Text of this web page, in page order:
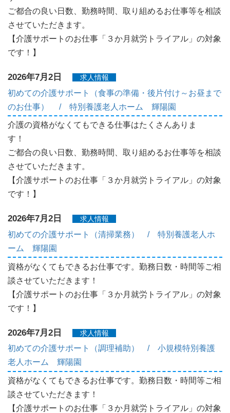
ご都合の良い日数、勤務時間、取り組めるお仕事等を相談
させていただきます。
【介護サポートのお仕事「３か月就労トライアル」の対象
です！】
2026年7月2日 求人情報
初めての介護サポート（食事の準備・後片付け～お昼まで
のお仕事） / 特別養護老人ホーム 輝陽園
介護の資格がなくてもできる仕事はたくさんありま
す！
ご都合の良い日数、勤務時間、取り組めるお仕事等を相談
させていただきます。
【介護サポートのお仕事「３か月就労トライアル」の対象
です！】
2026年7月2日 求人情報
初めての介護サポート（清掃業務） / 特別養護老人ホ
ーム 輝陽園
資格がなくてもできるお仕事です。勤務日数・時間等ご相
談させていただきます！
【介護サポートのお仕事「３か月就労トライアル」の対象
です！】
2026年7月2日 求人情報
初めての介護サポート（調理補助） / 小規模特別養護
老人ホーム 輝陽園
資格がなくてもできるお仕事です。勤務日数・時間等ご相
談させていただきます！
【介護サポートのお仕事「３か月就労トライアル」の対象